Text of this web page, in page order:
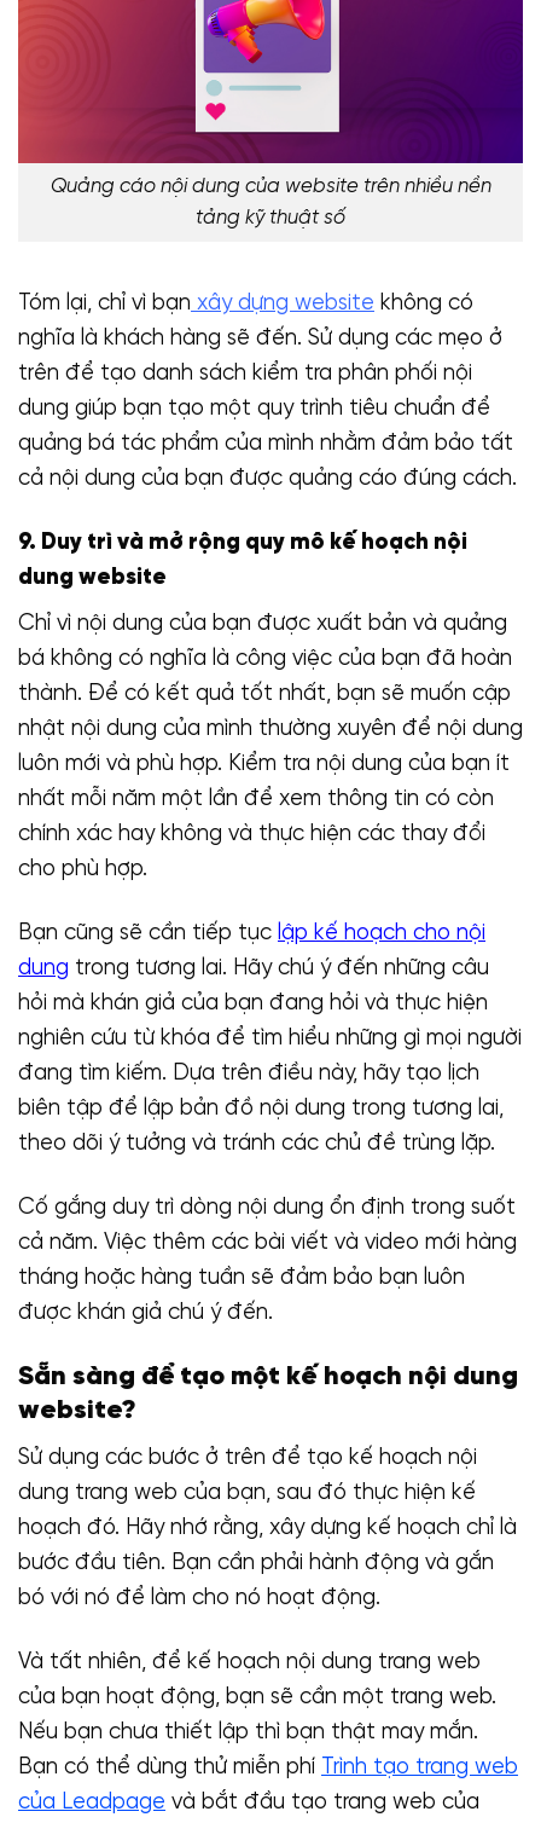
Quảng cáo nội dung của website trên nhiều nền
tảng kỹ thuật số
Tóm lại, chỉ vì bạn xây dựng website không có
nghĩa là khách hàng sẽ đến. Sử dụng các mẹo ở
trên để tạo danh sách kiểm tra phân phối nội
dung giúp bạn tạo một quy trình tiêu chuẩn để
quảng bá tác phẩm của mình nhằm đảm bảo tất
cả nội dung của bạn được quảng cáo đúng cách.
9. Duy trì và mở rộng quy mô kế hoạch nội
dung website
Chỉ vì nội dung của bạn được xuất bản và quảng
bá không có nghĩa là công việc của bạn đã hoàn
thành. Để có kết quả tốt nhất, bạn sẽ muốn cập
nhật nội dung của mình thường xuyên để nội dung
luôn mới và phù hợp. Kiểm tra nội dung của bạn ít
nhất mỗi năm một lần để xem thông tin có còn
chính xác hay không và thực hiện các thay đổi
cho phù hợp.
Bạn cũng sẽ cần tiếp tục lập kế hoạch cho nội
dung trong tương lai. Hãy chú ý đến những câu
hỏi mà khán giả của bạn đang hỏi và thực hiện
nghiên cứu từ khóa để tìm hiểu những gì mọi người
đang tìm kiếm. Dựa trên điều này, hãy tạo lịch
biên tập để lập bản đồ nội dung trong tương lai,
theo dõi ý tưởng và tránh các chủ đề trùng lặp.
Cố gắng duy trì dòng nội dung ổn định trong suốt
cả năm. Việc thêm các bài viết và video mới hàng
tháng hoặc hàng tuần sẽ đảm bảo bạn luôn
được khán giả chú ý đến.
Sẵn sàng để tạo một kế hoạch nội dung
website?
Sử dụng các bước ở trên để tạo kế hoạch nội
dung trang web của bạn, sau đó thực hiện kế
hoạch đó. Hãy nhớ rằng, xây dựng kế hoạch chỉ là
bước đầu tiên. Bạn cần phải hành động và gắn
bó với nó để làm cho nó hoạt động.
Và tất nhiên, để kế hoạch nội dung trang web
của bạn hoạt động, bạn sẽ cần một trang web.
Nếu bạn chưa thiết lập thì bạn thật may mắn.
Bạn có thể dùng thử miễn phí Trình tạo trang web
của Leadpage và bắt đầu tạo trang web của